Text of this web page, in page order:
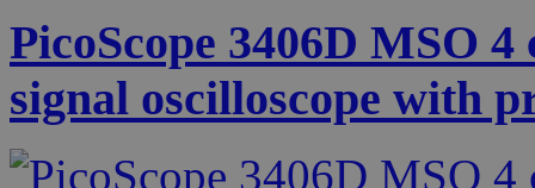
PicoScope 3406D MSO
signal oscilloscope with